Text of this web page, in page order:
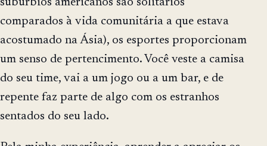
subúrbios americanos são solitários
comparados à vida comunitária a que estava
acostumado na Ásia), os esportes proporcionam
um senso de pertencimento. Você veste a camisa
do seu time, vai a um jogo ou a um bar, e de
repente faz parte de algo com os estranhos
sentados do seu lado.